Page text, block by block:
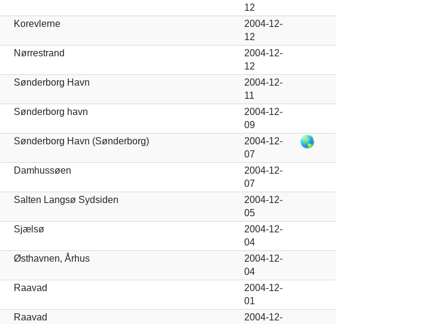
12
Korevlerne
2004-12-
12
Nørrestrand
2004-12-
12
Sønderborg Havn
2004-12-
11
Sønderborg havn
2004-12-
09
Sønderborg Havn (Sønderborg)
2004-12-
07
Damhussøen
2004-12-
07
Salten Langsø Sydsiden
2004-12-
05
Sjælsø
2004-12-
04
Østhavnen, Århus
2004-12-
04
Raavad
2004-12-
01
Raavad
2004-12-